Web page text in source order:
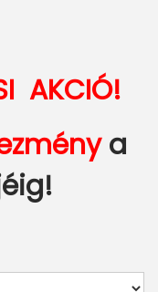
AKCIÓ!
a